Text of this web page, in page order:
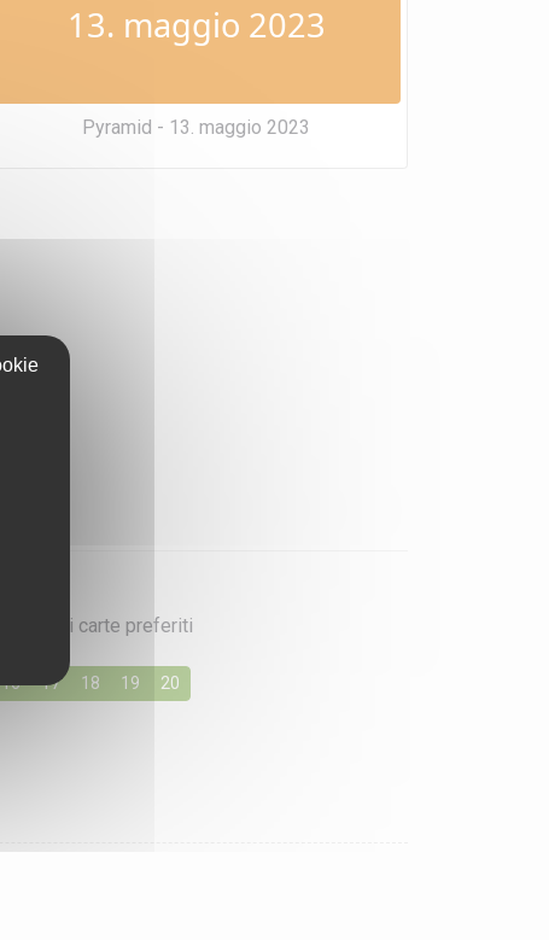
13. maggio 2023
Pyramid - 13. maggio 2023
di carte preferiti
16 17 18 19 20